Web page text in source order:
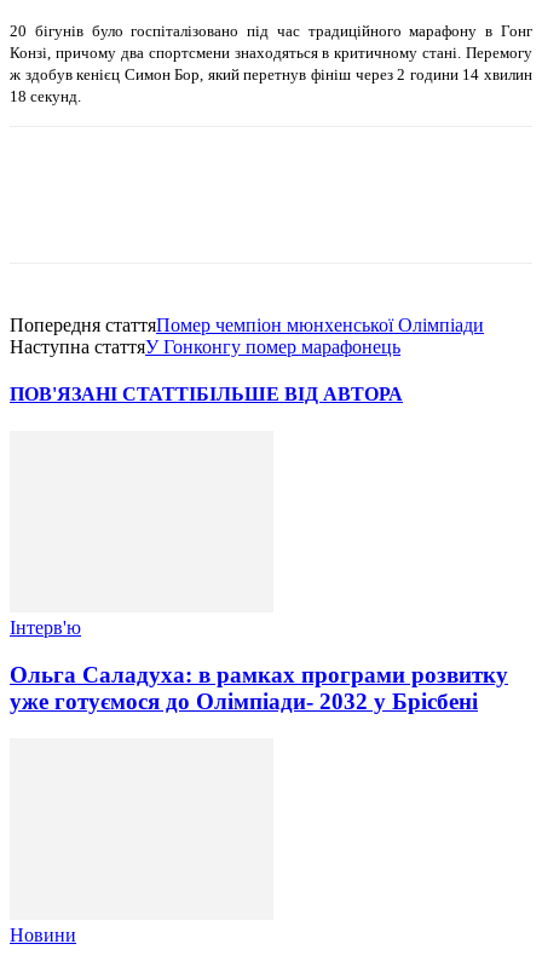
20 бiгунiв було госпiталiзовано пiд час традицiйного марафону в Гонг
Конзi, причому два спортсмени знаходяться в критичному станi. Перемогу
ж здобув кенiєц Симон Бор, який перетнув фiнiш через 2 години 14 хвилин
18 секунд.
Попередня статтяПомер чемпiон мюнхенської Олiмпiади
Наступна статтяУ Гонконгу помер марафонець
ПОВ'ЯЗАНІ СТАТТІБІЛЬШЕ ВІД АВТОРА
Інтерв'ю
Ольга Саладуха: в рамках програми розвитку
уже готуємося до Олімпіади- 2032 у Брісбені
Новини